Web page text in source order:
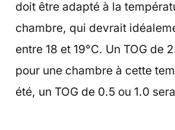
doit être adapté à la
chambre, qui devrait
entre 18 et 19°C. Un TOG de
pour une chambre à cette
été, un TOG de 0.5 ou 1.0